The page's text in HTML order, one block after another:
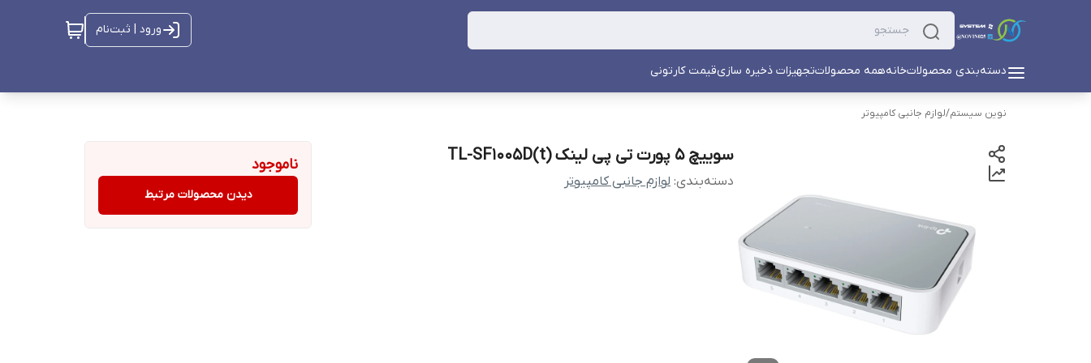
ورود | ثبت‌نام
دسته‌بندی محصولاتخانههمه محصولاتتجهیزات ذخیره سازیقیمت کارتونی
نوین سیستم/لوازم جانبی کامپیوتر
سوییچ 5 پورت تی پی لینک TL-SF1005D(t)
دسته‌بندی: لوازم جانبی کامپیوتر
ناموجود
دیدن محصولات مرتبط